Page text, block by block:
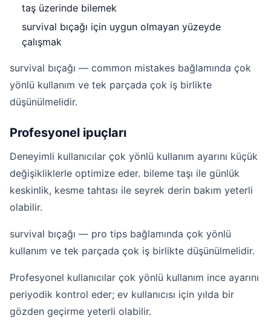
taş üzerinde bilemek
survival bıçağı için uygun olmayan yüzeyde
çalışmak
survival bıçağı — common mistakes bağlamında çok
yönlü kullanım ve tek parçada çok iş birlikte
düşünülmelidir.
Profesyonel ipuçları
Deneyimli kullanıcılar çok yönlü kullanım ayarını küçük
değişikliklerle optimize eder. bileme taşı ile günlük
keskinlik, kesme tahtası ile seyrek derin bakım yeterli
olabilir.
survival bıçağı — pro tips bağlamında çok yönlü
kullanım ve tek parçada çok iş birlikte düşünülmelidir.
Profesyonel kullanıcılar çok yönlü kullanım ince ayarını
periyodik kontrol eder; ev kullanıcısı için yılda bir
gözden geçirme yeterli olabilir.